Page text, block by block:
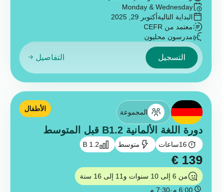
Monday & Wednesday
البداية التاليةأكتوبر 29, 2025
معتمد من CEFR
مدرسون محليون
التسجيل التفاصيل
المجموعة
دورة اللغة الألمانية B1.2 قبل المتوسط
16ساعات متوسط B 1.2
الأطفال
€ 139
من 6 إلى 10 سنوات و11 إلى 16 سنة
6:00 م
-7:30 م